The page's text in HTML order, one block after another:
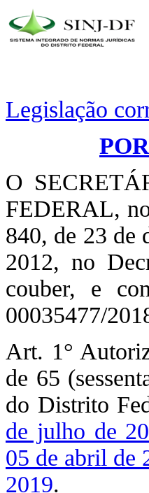
Legislação
O
FEDERAL,
840, de 23 de
2012, no
couber, e
00035477/
Art. 1°
de 65
do Distrito
de julho de
05 de abril de
2019.